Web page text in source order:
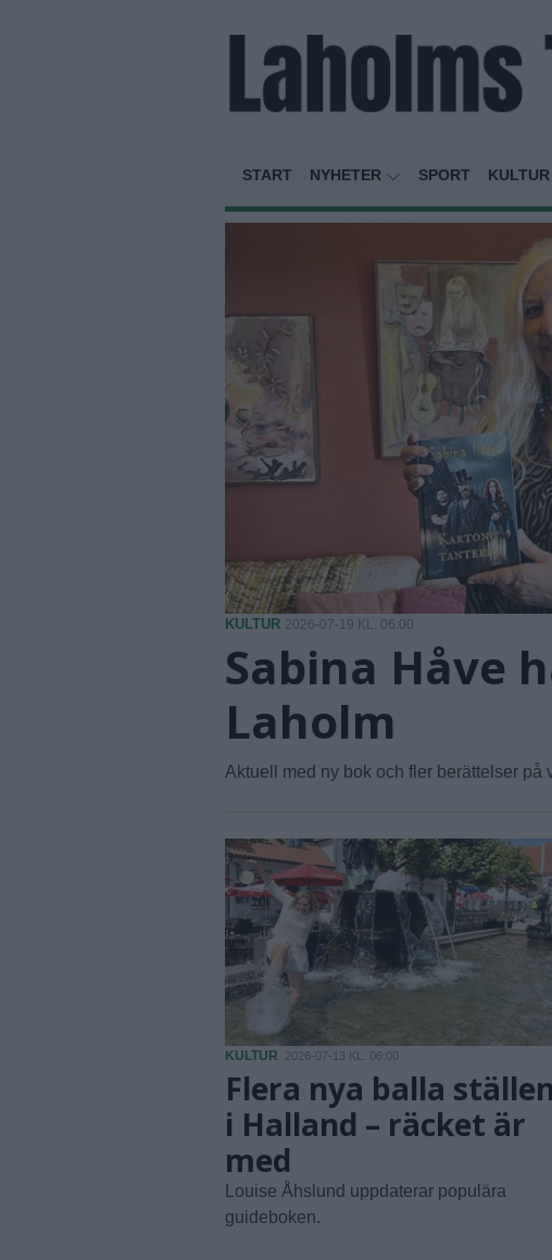
START NYHETER SPORT KULTUR
KULTUR 2026-07-19 KL. 06:00
Sabina Håve
Laholm
Aktuell med ny bok och fler berättelser på
KULTUR 2026-07-13 KL. 06:00
Flera nya balla ställen
i Halland – räcket är
med
Louise Åhslund uppdaterar populära
guideboken.